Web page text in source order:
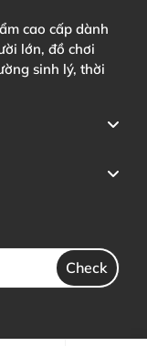
cao cấp dành
lớn, đồ chơi
sinh lý, thời
Check